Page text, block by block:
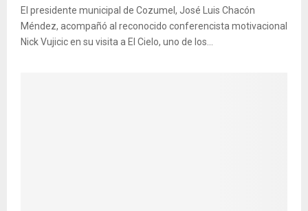
El presidente municipal de Cozumel, José Luis Chacón
Méndez, acompañó al reconocido conferencista motivacional
Nick Vujicic en su visita a El Cielo, uno de los...